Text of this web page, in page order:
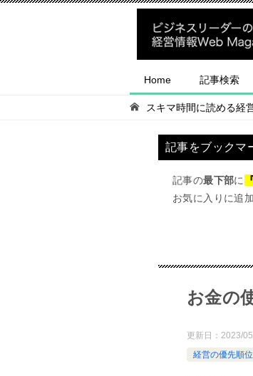
Home 記事検索
スキマ時間に読める経
記事をブックマ
記事の最下部に
お気に入りに追
お金の
更新日： 2023/
経営の優先順位